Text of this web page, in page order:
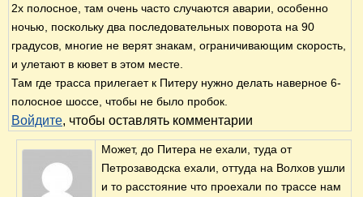
2х полосное, там очень часто случаются аварии, особенно
ночью, поскольку два последовательных поворота на 90
градусов, многие не верят знакам, ограничивающим скорость,
и улетают в кювет в этом месте.
Там где трасса прилегает к Питеру нужно делать наверное 6-
полосное шоссе, чтобы не было пробок.
Войдите, чтобы оставлять комментарии
Может, до Питера не ехали, туда от
Петрозаводска ехали, оттуда на Волхов ушли
и то расстояние что проехали по трассе нам